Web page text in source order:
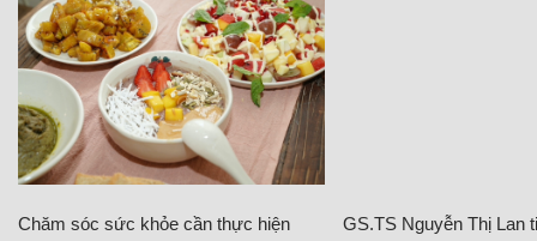
Chăm sóc sức khỏe cần thực hiện
GS.TS Nguyễn Thị Lan